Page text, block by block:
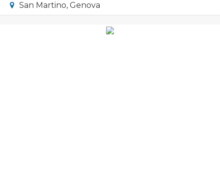
Lascia Una Richiesta
Contatti
San Martino, Genova